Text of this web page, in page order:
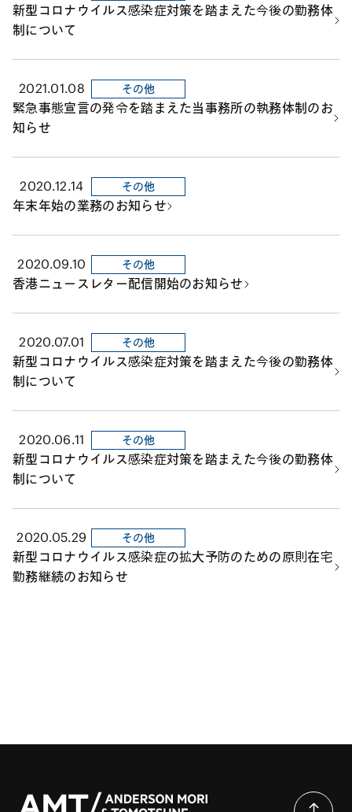
新型コロナウイルス感染症対策を踏まえた今後の勤務体
制について
2021.01.08 その他
緊急事態宣言の発令を踏まえた当事務所の執務体制のお
知らせ
2020.12.14 その他
年末年始の業務のお知らせ
2020.09.10 その他
香港ニュースレター配信開始のお知らせ
2020.07.01 その他
新型コロナウイルス感染症対策を踏まえた今後の勤務体
制について
2020.06.11 その他
新型コロナウイルス感染症対策を踏まえた今後の勤務体
制について
2020.05.29 その他
新型コロナウイルス感染症の拡大予防のための原則在宅
勤務継続のお知らせ